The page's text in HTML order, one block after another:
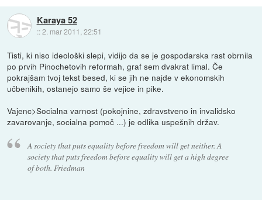
Karaya 52
::2. mar 2011, 22:51
Tisti, ki niso ideološki slepi, vidijo da se je gospodarska rast obrnila
po prvih Pinochetovih reformah, graf sem dvakrat limal. Če
pokrajšam tvoj tekst besed, ki se jih ne najde v ekonomskih
učbenikih, ostanejo samo še vejice in pike.
Vajenc>Socialna varnost (pokojnine, zdravstveno in invalidsko
zavarovanje, socialna pomoč ...) je odlika uspešnih držav.
A society that puts equality before freedom will get neither. A
society that puts freedom before equality will get a high degree
of both. Friedman